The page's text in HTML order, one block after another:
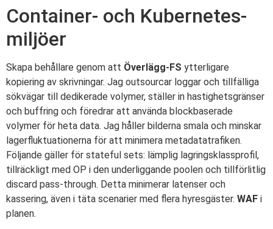
Container- och Kubernetes-
miljöer
Skapa behållare genom att Överlägg-FS ytterligare
kopiering av skrivningar. Jag outsourcar loggar och tillfälliga
sökvägar till dedikerade volymer, ställer in hastighetsgränser
och buffring och föredrar att använda blockbaserade
volymer för heta data. Jag håller bilderna smala och minskar
lagerfluktuationerna för att minimera metadatatrafiken.
Följande gäller för stateful sets: lämplig lagringsklassprofil,
tillräckligt med OP i den underliggande poolen och tillförlitlig
discard pass-through. Detta minimerar latenser och
kassering, även i täta scenarier med flera hyresgäster. WAF i
planen.